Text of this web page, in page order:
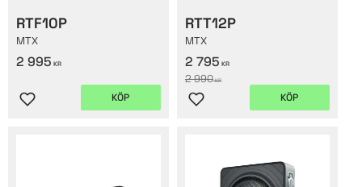
RTF10P
MTX
2 995 KR
Lägg till i favoriter
KÖP
RTT12P
MTX
2 795 KR
2 990KR
Lägg till i favoriter
KÖP